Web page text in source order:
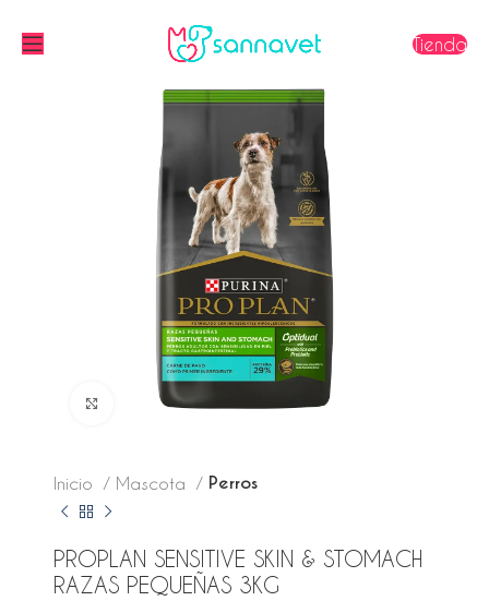
Tienda
Click to enlarge
Inicio Mascota Perros
PROPLAN SENSITIVE SKIN & STOMACH
RAZAS PEQUEÑAS 3KG